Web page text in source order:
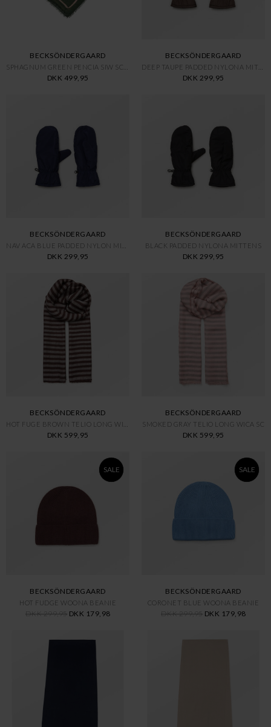
BECKSÖNDERGAARD
DKK 499,95
BECKSÖNDERGAARD
DKK 299,95
BECKSÖNDERGAARD
DKK 299,95
BECKSÖNDERGAARD
BLACK PADDED NYLONA MITTENS
DKK 299,95
BECKSÖNDERGAARD
DKK 599,95
BECKSÖNDERGAARD
SMOKED GRAY TELIO LONG WICA SC
DKK 599,95
SALE
BECKSÖNDERGAARD
HOT FUDGE WOONA BEANIE
DKK 299,95 DKK 179,98
SALE
BECKSÖNDERGAARD
CORONET BLUE WOONA BEANIE
DKK 299,95 DKK 179,98